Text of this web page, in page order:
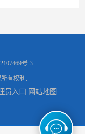
水康达中药提速
号-3
有权利.
员入口 网站地图